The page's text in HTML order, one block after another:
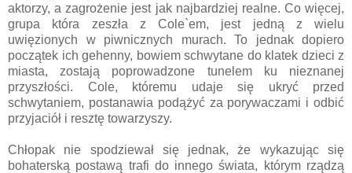
aktorzy, a zagrożenie jest jak najbardziej realne. Co więcej,
grupa która zeszła z Cole`em, jest jedną z wielu
uwięzionych w piwnicznych murach. To jednak dopiero
początek ich gehenny, bowiem schwytane do klatek dzieci z
miasta, zostają poprowadzone tunelem ku nieznanej
przyszłości. Cole, któremu udaje się ukryć przed
schwytaniem, postanawia podążyć za porywaczami i odbić
przyjaciół i resztę towarzyszy.
Chłopak nie spodziewał się jednak, że wykazując się
bohaterską postawą trafi do innego świata, którym rządzą